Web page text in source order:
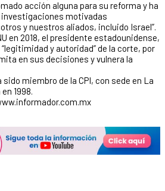
acción alguna para su reforma y ha
motivadas
y nuestros aliados, incluido Israel”.
en 2018, el presidente estadounidense,
y autoridad” de la corte, por
en sus decisiones y vulnera la
miembro de la CPI, con sede en La
1998.